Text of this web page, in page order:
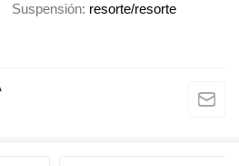
Suspensión resorte/resorte